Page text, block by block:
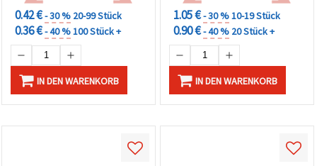
0.42 €- 30 % 20-99 Stück
0.36 €- 40 %100 Stück +
IN DEN WARENKORB
1.05 €- 30 %10-19 Stück
0.90 €- 40 % 20 Stück +
IN DEN WARENKORB